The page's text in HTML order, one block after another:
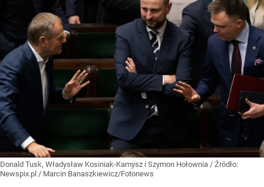
Donald Tusk, Władysław Kosiniak-Kamysz i Szymon Hołownia / Źródło:
Newspix.pl / Marcin Banaszkiewicz/Fotonews